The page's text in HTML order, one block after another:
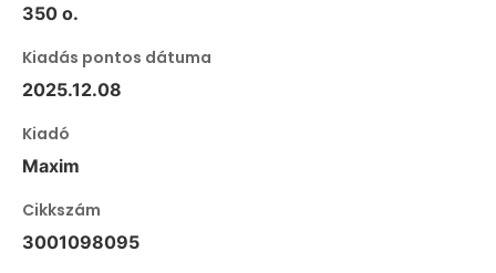
350 o.
Kiadás pontos dátuma
2025.12.08
Kiadó
Maxim
Cikkszám
3001098095